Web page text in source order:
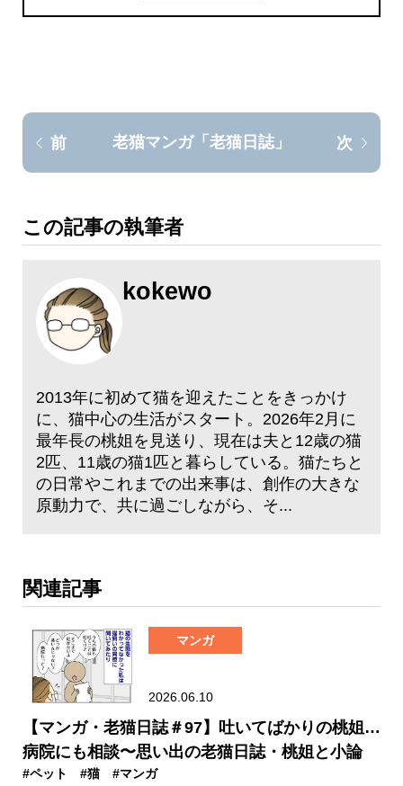
前 老猫マンガ「老猫日誌」 次
この記事の執筆者
kokewo
2013年に初めて猫を迎えたことをきっかけ
に、猫中心の生活がスタート。2026年2月に
最年長の桃姐を見送り、現在は夫と12歳の猫
2匹、11歳の猫1匹と暮らしている。猫たちと
の日常やこれまでの出来事は、創作の大きな
原動力で、共に過ごしながら、そ...
関連記事
マンガ
2026.06.10
【マンガ・老猫日誌＃97】吐いてばかりの桃姐…
病院にも相談〜思い出の老猫日誌・桃姐と小論
#ペット #猫 #マンガ